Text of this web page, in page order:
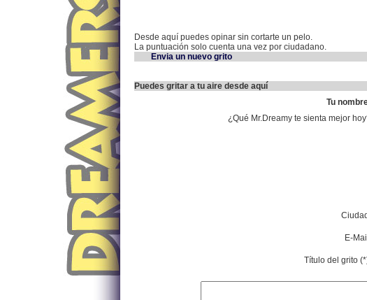
Desde aquí puedes opinar sin cortarte un pelo.
La puntuación solo cuenta una vez por ciudadano.
Envia un nuevo grito
Puedes gritar a tu aire desde aquí
Tu
¿Qué Mr.Dreamy te sienta mejor
E-
Título del grito